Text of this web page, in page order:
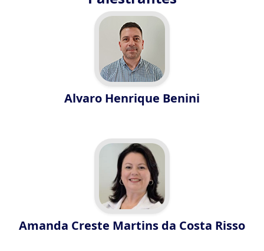
Alvaro Henrique Benini
Amanda Creste Martins da Costa Risso